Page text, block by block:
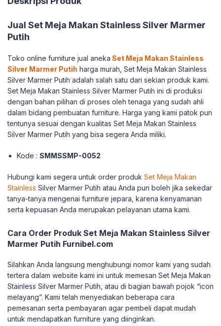
Jual Set Meja Makan Stainless Silver Marmer
Putih
Toko online furniture jual aneka Set Meja Makan Stainless
Silver Marmer Putih harga murah, Set Meja Makan Stainless
Silver Marmer Putih adalah salah satu dari sekian produk kami.
Set Meja Makan Stainless Silver Marmer Putih ini di produksi
dengan bahan pilihan di proses oleh tenaga yang sudah ahli
dalam bidang pembuatan furniture. Harga yang kami patok pun
tentunya sesuai dengan kualitas Set Meja Makan Stainless
Silver Marmer Putih yang bisa segera Anda miliki.
Kode :SMMSSMP-0052
Hubungi kami segera untuk order produk Set Meja Makan
Stainless Silver Marmer Putih atau Anda pun boleh jika sekedar
tanya-tanya mengenai furniture jepara, karena kenyamanan
serta kepuasan Anda merupakan pelayanan utama kami.
Cara Order Produk Set Meja Makan Stainless Silver
Marmer Putih Furnibel.com
Silahkan Anda langsung menghubungi nomor kami yang sudah
tertera dalam website kami ini untuk memesan Set Meja Makan
Stainless Silver Marmer Putih, atau di bagian bawah pojok “icon
melayang”. Kami telah menyediakan beberapa cara
pemesanan serta pembayaran agar pembeli dapat mudah
untuk mendapatkan furniture yang diinginkan.